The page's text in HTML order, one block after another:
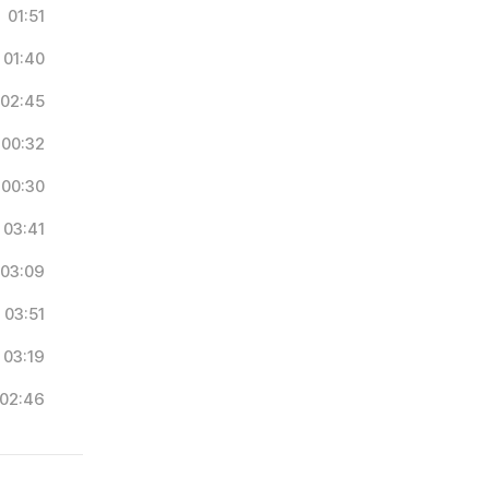
01:51
01:40
02:45
00:32
00:30
03:41
03:09
03:51
03:19
02:46